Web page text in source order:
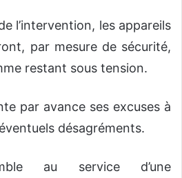
l’intervention, les appareils
par mesure de sécurité,
restant sous tension.
par avance ses excuses à
désagréments.
au service d’une